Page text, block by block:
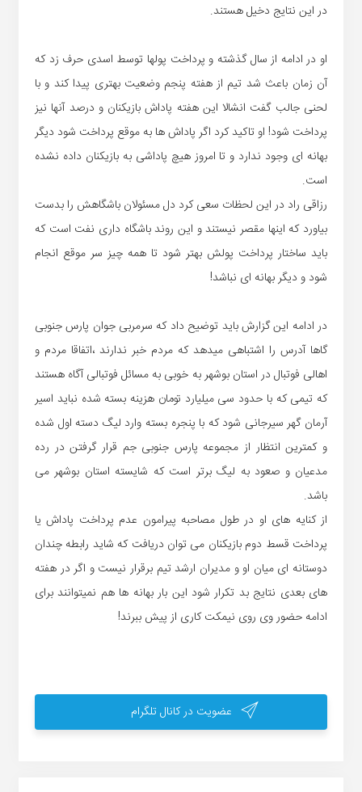
در این نتایج دخیل هستند.
او در ادامه از سال گذشته و پرداخت پولها توسط اسدی حرف زد که
آن زمان باعث شد تیم از هفته پنجم وضعیت بهتری پیدا کند و با
لحنی جالب گفت انشالا این هفته پاداش بازیکنان و درصد آنها نیز
پرداخت شود! او تاکید کرد اگر پاداش ها به موقع پرداخت شود دیگر
بهانه ای وجود ندارد و تا امروز هیچ پاداشی به بازیکنان داده نشده
است.
رزاقی راد در این لحظات سعی کرد دل مسئولان باشگاهش را بدست
بیاورد که اینها مقصر نیستند و این روند باشگاه داری نفت است که
باید ساختار پرداخت پولش بهتر شود تا همه چیز سر موقع انجام
شود و دیگر بهانه ای نباشد!
در ادامه این گزارش باید توضیح داد که سرمربی جوان پارس جنوبی
گاها آدرس را اشتباهی میدهد که مردم خبر ندارند ،اتفاقا مردم و
اهالی فوتبال در استان بوشهر به خوبی به مسائل فوتبالی آگاه هستند
که تیمی که با حدود سی میلیارد تومان هزینه بسته شده نباید اسیر
آرمان گهر سیرجانی شود که با پنجره بسته وارد لیگ دسته اول شده
و کمترین انتظار از مجموعه پارس جنوبی جم قرار گرفتن در رده
مدعیان و صعود به لیگ برتر است که شایسته استان بوشهر می
باشد.
از کنایه های او در طول مصاحبه پیرامون عدم پرداخت پاداش یا
پرداخت قسط دوم بازیکنان می توان دریافت که شاید رابطه چندان
دوستانه ای میان او و مدیران ارشد تیم برقرار نیست و اگر در هفته
های بعدی نتایج بد تکرار شود این بار بهانه ها هم نمیتوانند برای
ادامه حضور وی روی نیمکت کاری از پیش ببرند!
عضویت در کانال تلگرام